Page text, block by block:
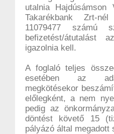
utalnia Hajdúsámson
Takarékbank Zrt-
11079477 számú
befizetést/átutalást
igazolnia kell.
A foglaló teljes
esetében az
megkötésekor
előlegként, a nem
pedig az
döntést követő 15
pályázó által